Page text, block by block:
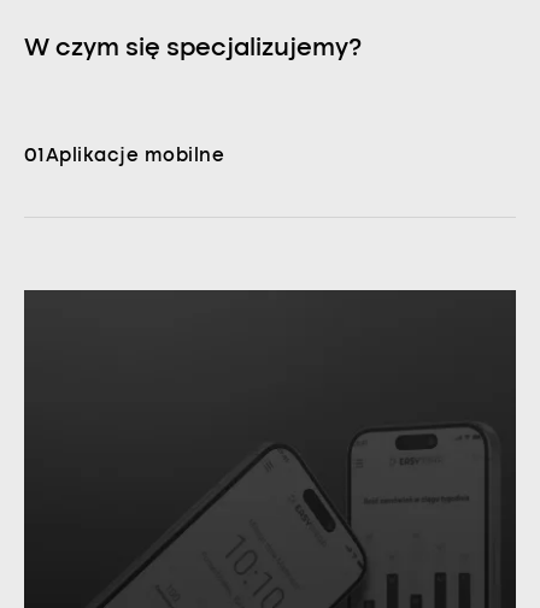
W czym się specjalizujemy?
01 Aplikacje mobilne